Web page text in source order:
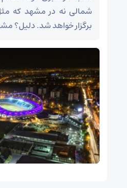
شمالی نه در مشهد که
برگزار خواهد شد. دلیل؟